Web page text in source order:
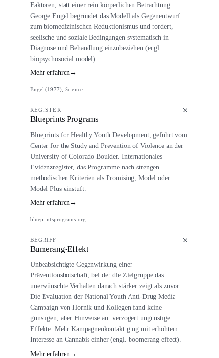
Faktoren, statt einer rein körperlichen Betrachtung.
George Engel begründet das Modell als Gegenentwurf
zum biomedizinischen Reduktionismus und fordert,
seelische und soziale Bedingungen systematisch in
Diagnose und Behandlung einzubeziehen (engl.
biopsychosocial model).
Mehr erfahren→
Engel (1977), Science
REGISTER
Blueprints Programs
Blueprints for Healthy Youth Development, geführt vom
Center for the Study and Prevention of Violence an der
University of Colorado Boulder. Internationales
Evidenzregister, das Programme nach strengen
methodischen Kriterien als Promising, Model oder
Model Plus einstuft.
Mehr erfahren→
blueprintsprograms.org
BEGRIFF
Bumerang-Effekt
Unbeabsichtigte Gegenwirkung einer
Präventionsbotschaft, bei der die Zielgruppe das
unerwünschte Verhalten danach stärker zeigt als zuvor.
Die Evaluation der National Youth Anti-Drug Media
Campaign von Hornik und Kollegen fand keine
günstigen, aber Hinweise auf verzögert ungünstige
Effekte: Mehr Kampagnenkontakt ging mit erhöhtem
Interesse an Cannabis einher (engl. boomerang effect).
Mehr erfahren →